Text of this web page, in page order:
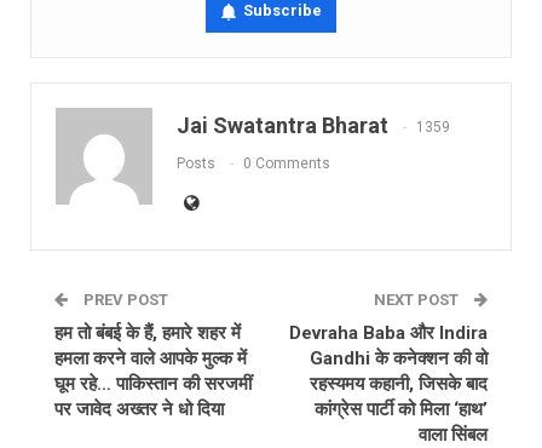
Subscribe
Jai Swatantra Bharat 1359
Posts 0 Comments
PREV POST
हम तो बंबई के हैं, हमारे शहर में
हमला करने वाले आपके मुल्क में
घूम रहे… पाकिस्तान की सरजमीं
पर जावेद अख्तर ने धो दिया
NEXT POST
Devraha Baba और Indira
Gandhi के कनेक्शन की वो
रहस्यमय कहानी, जिसके बाद
कांग्रेस पार्टी को मिला ‘हाथ’
वाला सिंबल